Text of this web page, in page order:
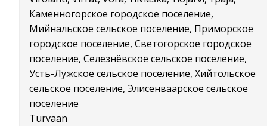
Каменногорское городское поселение,
Мийнальское сельское поселение, Приморское
городское поселение, Светогорское городское
поселение, Селезнёвское сельское поселение,
Усть-Лужское сельское поселение, Хийтольское
сельское поселение, Элисенваарское сельское
поселение
Turvaan